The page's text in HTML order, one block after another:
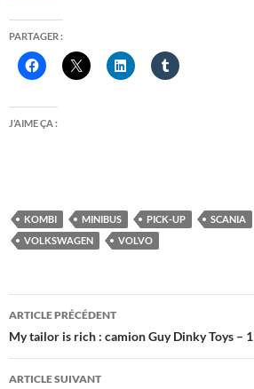
PARTAGER :
J’AIME ÇA :
KOMBI MINIBUS PICK-UP SCANIA
VOLKSWAGEN
VOLVO
Navigation
des
articles
ARTICLE PRÉCÉDENT
My tailor is rich : camion Guy Dinky Toys – 1
ARTICLE SUIVANT